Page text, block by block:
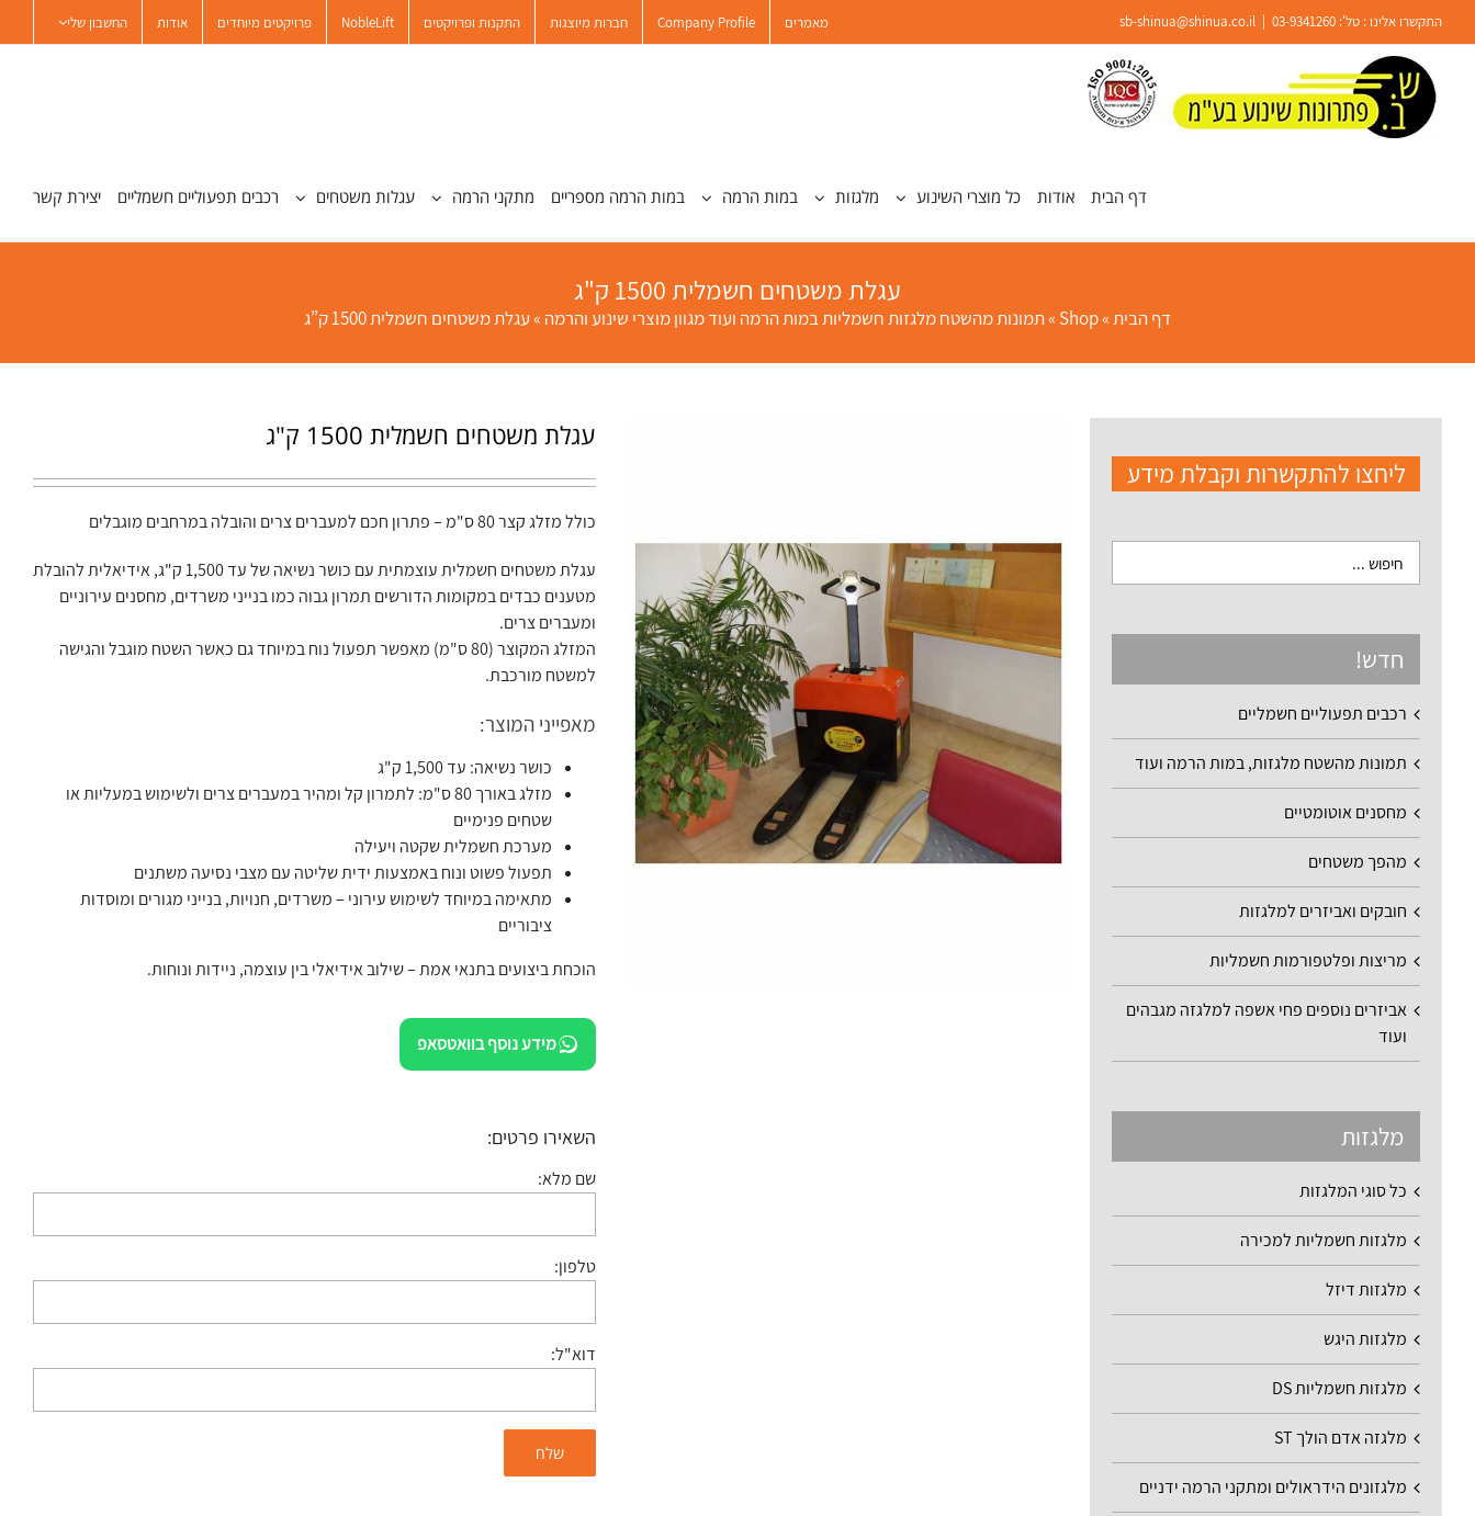
פתח סרגל נגישות
content
התקשרו אלינו : טל': 03-9341260
sb-shinua@shinua.co.il מאמרים Company Profile חברות מיוצגות התקנות ופרויקטים NobleLift פרויקטים מיוחדים אודות החשבון שלי
דף הבית אודות כל מוצרי השינוע מלגזות במות הרמה במות הרמה מספריים מתקני הרמה עגלות משטחים רכבים תפעוליים חשמליים יצירת קשר
עגלת משטחים חשמלית 1500 ק"ג
דף הבית»
Shop
»תמונות מהשטח מלגזות חשמליות במות הרמה ועוד מגוון מוצרי שינוע והרמה »עגלת משטחים חשמלית 1500 ק”ג
עגלת משטחים חשמלית 1500 ק"ג
כולל מזלג קצר 80 ס"מ – פתרון חכם למעברים צרים והובלה במרחבים מוגבלים
עגלת משטחים חשמלית עוצמתית עם כושר נשיאה של עד 1,500 ק"ג, אידיאלית להובלת
מטענים כבדים במקומות הדורשים תמרון גבוה כמו בנייני משרדים, מחסנים עירוניים
ומעברים צרים.
המזלג המקוצר (80 ס"מ) מאפשר תפעול נוח במיוחד גם כאשר השטח מוגבל והגישה
למשטח מורכבת.
מאפייני המוצר:
כושר נשיאה: עד 1,500 ק"ג
מזלג באורך 80 ס"מ: לתמרון קל ומהיר במעברים צרים ולשימוש במעליות או
שטחים פנימיים
מערכת חשמלית שקטה ויעילה
תפעול פשוט ונוח באמצעות ידית שליטה עם מצבי נסיעה משתנים
מתאימה במיוחד לשימוש עירוני – משרדים, חנויות, בנייני מגורים ומוסדות
ציבוריים
הוכחת ביצועים בתנאי אמת – שילוב אידיאלי בין עוצמה, ניידות ונוחות.
מידע נוסף בוואטסאפ
השאירו פרטים:
שם מלא:
טלפון:
דוא"ל:
ליחצו להתקשרות וקבלת מידע
חדש!
רכבים תפעוליים חשמליים
תמונות מהשטח מלגזות, במות הרמה ועוד
מחסנים אוטומטיים
מהפך משטחים
חובקים ואביזרים למלגזות
מריצות ופלטפורמות חשמליות
אביזרים נוספים פחי אשפה למלגזה מגבהים
ועוד
מלגזות
כל סוגי המלגזות
מלגזות חשמליות למכירה
מלגזות דיזל
מלגזות היגש
מלגזות חשמליות DS
מלגזה אדם הולך ST
מלגזונים הידראולים ומתקני הרמה ידניים